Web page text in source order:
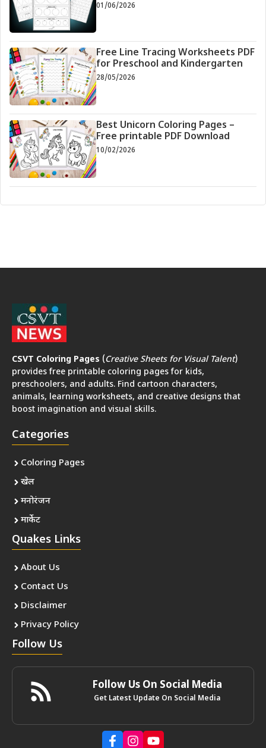
01/06/2026
Free Line Tracing Worksheets PDF
for Preschool and Kindergarten
28/05/2026
Best Unicorn Coloring Pages –
Free printable PDF Download
10/02/2026
CSVT Coloring Pages (Creative Sheets for Visual Talent)
provides free printable coloring pages for kids,
preschoolers, and adults. Find cartoon characters,
animals, learning worksheets, and creative designs that
boost imagination and visual skills.
Categories
Coloring Pages
खेल
मनोरंजन
मार्केट
Quakes Links
About Us
Contact Us
Disclaimer
Privacy Policy
Follow Us
Follow Us On Social Media
Get Latest Update On Social Media